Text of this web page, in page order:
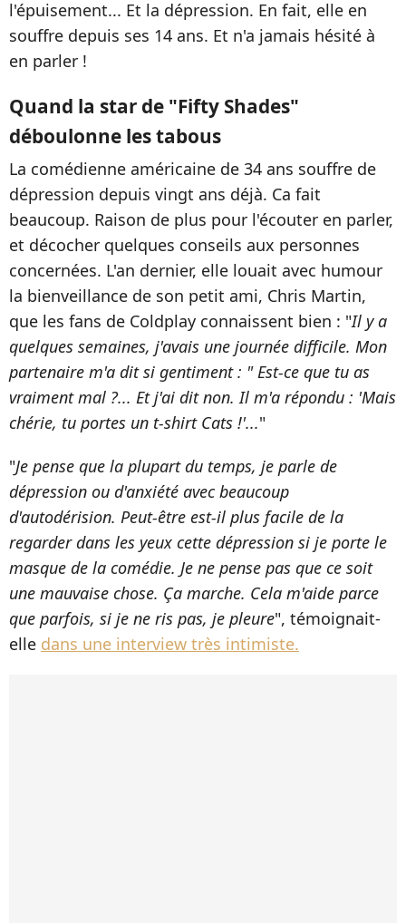
l'épuisement... Et la dépression. En fait, elle en
souffre depuis ses 14 ans. Et n'a jamais hésité à
en parler !
Quand la star de "Fifty Shades"
déboulonne les tabous
La comédienne américaine de 34 ans souffre de
dépression depuis vingt ans déjà. Ca fait
beaucoup. Raison de plus pour l'écouter en parler,
et décocher quelques conseils aux personnes
concernées. L'an dernier, elle louait avec humour
la bienveillance de son petit ami, Chris Martin,
que les fans de Coldplay connaissent bien : "Il y a
quelques semaines, j'avais une journée difficile. Mon
partenaire m'a dit si gentiment : " Est-ce que tu as
vraiment mal ?... Et j'ai dit non. Il m'a répondu : 'Mais
chérie, tu portes un t-shirt Cats !'..."
"Je pense que la plupart du temps, je parle de
dépression ou d'anxiété avec beaucoup
d'autodérision. Peut-être est-il plus facile de la
regarder dans les yeux cette dépression si je porte le
masque de la comédie. Je ne pense pas que ce soit
une mauvaise chose. Ça marche. Cela m'aide parce
que parfois, si je ne ris pas, je pleure", témoignait-
elle dans une interview très intimiste.